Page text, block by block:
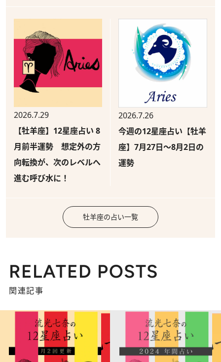
2026.7.29
【牡羊座】12星座占い 8
月前半運勢 想定外の方
向転換が、次のレベルへ
進む呼び水に！
2026.7.26
今週の12星座占い【牡羊
座】7月27日～8月2日の
運勢
牡羊座の占い一覧
RELATED POSTS
関連記事